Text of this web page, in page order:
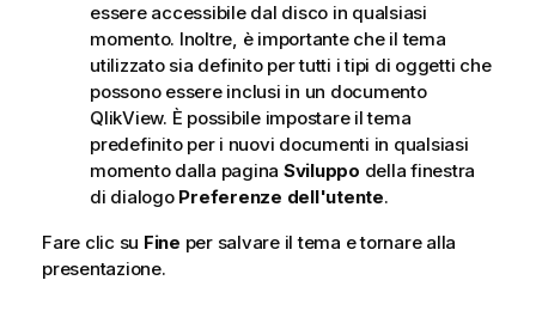
essere accessibile dal disco in qualsiasi
momento. Inoltre, è importante che il tema
utilizzato sia definito per tutti i tipi di oggetti che
possono essere inclusi in un documento
QlikView. È possibile impostare il tema
predefinito per i nuovi documenti in qualsiasi
momento dalla pagina Sviluppo della finestra
di dialogo Preferenze dell'utente.
Fare clic su Fine per salvare il tema e tornare alla
presentazione.